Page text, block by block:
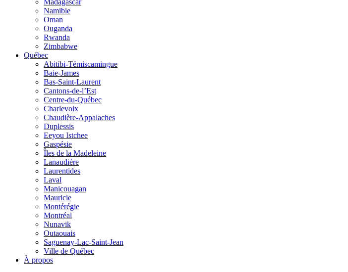
Madagascar
Namibie
Oman
Ouganda
Rwanda
Zimbabwe
Québec
Abitibi-Témiscamingue
Baie-James
Bas-Saint-Laurent
Cantons-de-l’Est
Centre-du-Québec
Charlevoix
Chaudière-Appalaches
Duplessis
Eeyou Istchee
Gaspésie
Îles de la Madeleine
Lanaudière
Laurentides
Laval
Manicouagan
Mauricie
Montérégie
Montréal
Nunavik
Outaouais
Saguenay-Lac-Saint-Jean
Ville de Québec
À propos